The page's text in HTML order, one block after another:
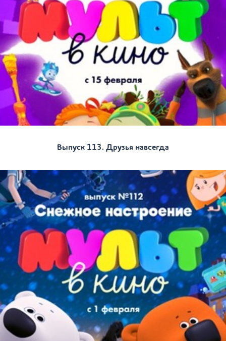
Выпуск 113. Друзья навсегда